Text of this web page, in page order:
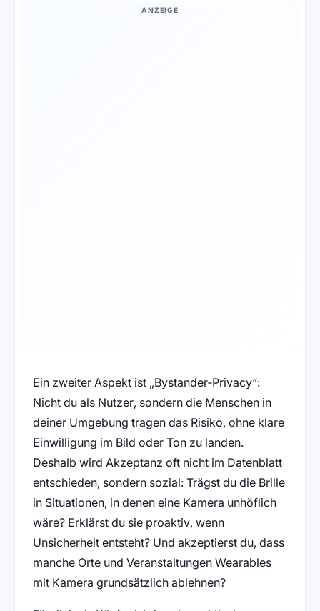
ANZEIGE
Ein zweiter Aspekt ist „Bystander‑Privacy“:
Nicht du als Nutzer, sondern die Menschen in
deiner Umgebung tragen das Risiko, ohne klare
Einwilligung im Bild oder Ton zu landen.
Deshalb wird Akzeptanz oft nicht im Datenblatt
entschieden, sondern sozial: Trägst du die Brille
in Situationen, in denen eine Kamera unhöflich
wäre? Erklärst du sie proaktiv, wenn
Unsicherheit entsteht? Und akzeptierst du, dass
manche Orte und Veranstaltungen Wearables
mit Kamera grundsätzlich ablehnen?